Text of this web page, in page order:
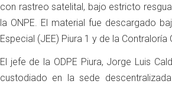
con rastreo satelital, bajo estricto
la ONPE. El material fue descargado
Especial (JEE) Piura 1 y de la Contraloría
El jefe de la ODPE Piura, Jorge Luis
custodiado en la sede